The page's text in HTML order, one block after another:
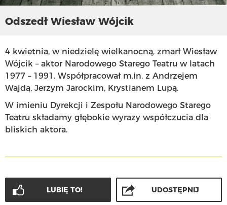
Odszedł Wiesław Wójcik
4 kwietnia, w niedzielę wielkanocną, zmarł Wiesław
Wójcik – aktor Narodowego Starego Teatru w latach
1977 – 1991. Współpracował m.in. z Andrzejem
Wajdą, Jerzym Jarockim, Krystianem Lupą.
W imieniu Dyrekcji i Zespołu Narodowego Starego
Teatru składamy głębokie wyrazy współczucia dla
bliskich aktora.
LUBIĘ TO! UDOSTĘPNIJ